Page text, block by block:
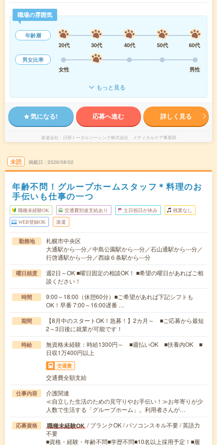
職場の雰囲気
年齢層
20代
30代 40代 50代
60代
男女比率
女性
男性
もっと見る
気になる! 応募へ進む 詳しく見る
派遣会社 日研トータルソーシング株式会社 メディカルケア事業部
未読 掲載日 2026/08/02
年齢不問！グループホームスタッフ＊料理のお
手伝いも仕事の一つ
職種未経験OK 交通費別途支給あり 土日祝日が休み 残業なし
WEB登録OK 派遣
勤務地
札幌市中央区
大通駅から---分／中島公園駅から---分／石山通駅から---分／
行啓通駅から---分／西線６条駅から---分
曜日頻度
週2日～OK ■曜日固定の相談OK！ ■希望の曜日があればご相
談ください！
時間
9:00～18:00（休憩60分）■ご希望があれば下記シフトも
OK！早番 7:00～16:00遅番 …
期間
【8月中のスタートOK！急募！】2カ月～ ■ご応募から最短
2～3日後に就業が可能です！
時給
無資格未経験：時給1300円～ ■週払いOK ■扶養内OK ■
日収1万400円以上
交通費
交通費全額支給
仕事内容
介護関連
≪自立した生活のための見守りやお手伝い！≫お年寄りが少
人数で生活する「グループホーム」。利用者さんが…
応募資格 職種未経験OK / ブランクOK / パソコンスキル不要 / 英語力
不要
■資格・経験・年齢不問■学歴不問■10名以上採用予定！■履